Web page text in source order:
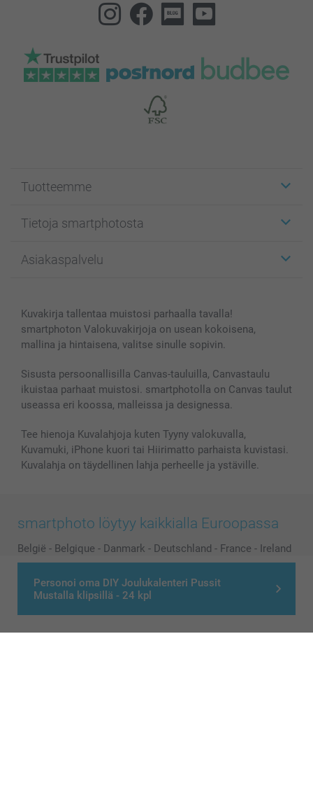
Personoi oma DIY Joulukalenteri Pussit
Mustalla klipsillä - 24 kpl
Tuotteemme
Kuvakortit
Kuvakirjat
Kännykkä & Tabletti
MyNameBook
Valokuvakehykset & Lisätarvikkeet
Lahjakortti
Kaikki kuvatuotteet
Tietoja smartphotosta
Affiliate ohjelma
Sivukartta
Ehdot/takuut
Asiakaspalvelu
smartbonus
Hinnat & maksutavat
Kuvakirja tallentaa muistosi parhaalla tavalla!
smartphoton Valokuvakirjoja on usean kokoisena,
mallina ja hintaisena, valitse sinulle sopivin.
Sisusta persoonallisilla Canvas-tauluilla, Canvastaulu
ikuistaa parhaat muistosi. smartphotolla on Canvas taulut
useassa eri koossa, malleissa ja designessa.
Tee hienoja Kuvalahjoja kuten Tyyny valokuvalla,
Kuvamuki, iPhone kuori tai Hiirimatto parhaista kuvistasi.
Kuvalahja on täydellinen lahja perheelle ja ystäville.
smartphoto löytyy kaikkialla Euroopassa
België - Belgique - Danmark - Deutschland - France - Ireland
Switzerland - Suomi - Sverige - United Kingdom
Other Countries